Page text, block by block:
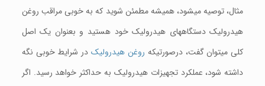
مثال، توصیه میشود، همیشه مطمئن شوید که به خوبی مراقب روغن
هیدرولیک دستگاههای هیدرولیک خود هستید و بعنوان یک اصل
کلی میتوان گفت، درصورتيکه روغن هیدرولیکدر شرایط خوبی نگه
داشته شود، عملکرد تجهیزات هيدروليک به حداکثر خواهد رسید. اگر